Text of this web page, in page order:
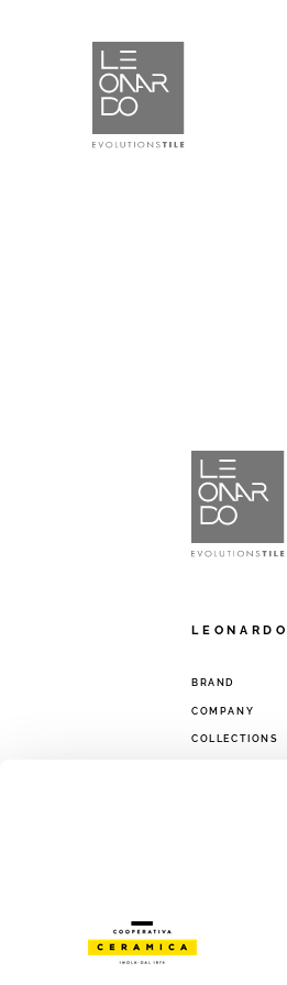
LEONARDO
BRAND
COMPANY
COLLECTIONS